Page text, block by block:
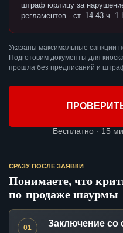
штраф юрлицу за
регламентов - ст. 14.43 ч.
Указаны максимальные санкции
Подготовим документы для
прошла без предписаний и
Бесплатно · 15
СРАЗУ ПОСЛЕ ЗАЯВКИ
Понимаете, что
по продаже шаурмы
01 Заключение